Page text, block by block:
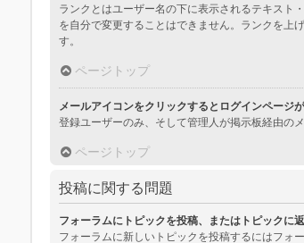
ランクとはユーザー名の下に表示されるテキスト
を自分で変更することはできません。ランクを上
す。
ページトップ
メールアイコンをクリックするとログインページ
登録ユーザーのみ、そして管理人が掲示板経由の
ページトップ
投稿に関する問題
フォーラムにトピックを投稿、またはトピックに
フォーラムに新しいトピックを投稿するにはフォ